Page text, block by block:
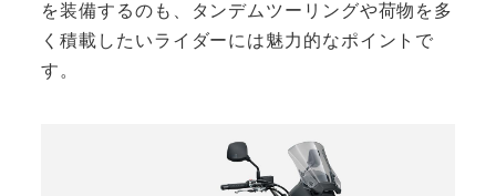
を装備するのも、タンデムツーリングや荷物を多
く積載したいライダーには魅力的なポイントで
す。